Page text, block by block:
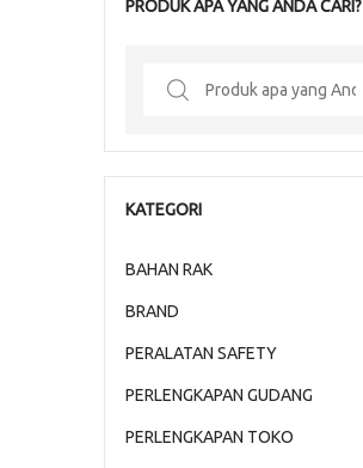
PRODUK APA YANG ANDA CARI?
Search
KATEGORI
BAHAN RAK
BRAND
PERALATAN SAFETY
PERLENGKAPAN GUDANG
PERLENGKAPAN TOKO